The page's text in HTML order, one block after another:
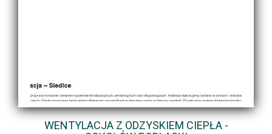
WENTYLACJA Z ODZYSKIEM CIEPŁA -